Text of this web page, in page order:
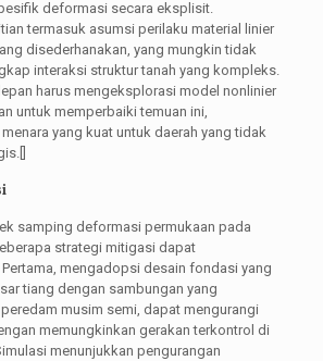
deformasi secara eksplisit.
termasuk asumsi perilaku material linier
disederhanakan, yang mungkin tidak
interaksi struktur tanah yang kompleks.
harus mengeksplorasi model nonlinier
untuk memperbaiki temuan ini,
yang kuat untuk daerah yang tidak
samping deformasi permukaan pada
strategi mitigasi dapat
mengadopsi desain fondasi yang
tiang dengan sambungan yang
musim semi, dapat mengurangi
memungkinkan gerakan terkontrol di
menunjukkan pengurangan